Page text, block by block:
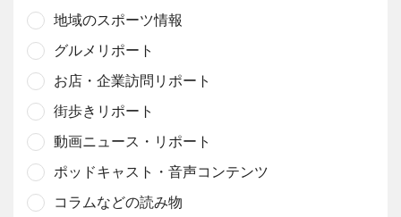
地域のスポーツ情報
グルメリポート
お店・企業訪問リポート
街歩きリポート
動画ニュース・リポート
ポッドキャスト・音声コンテンツ
コラムなどの読み物